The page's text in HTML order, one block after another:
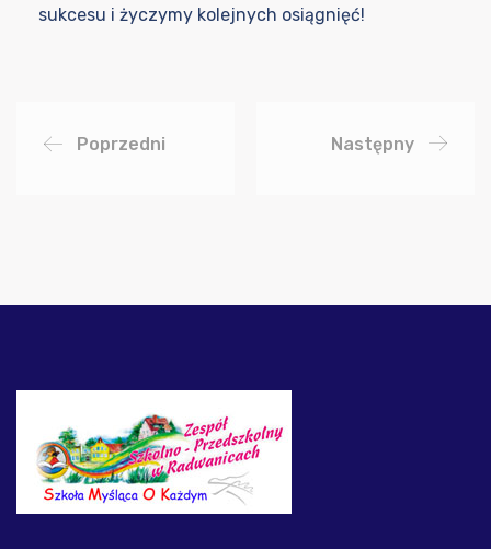
sukcesu i życzymy kolejnych osiągnięć!
Poprzedni Następny